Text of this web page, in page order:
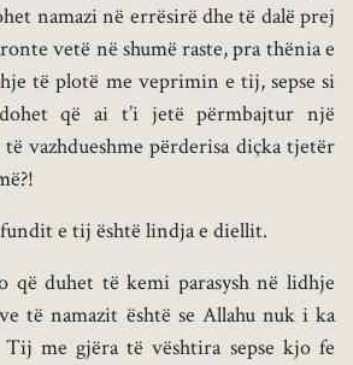
namazi në errësirë dhe të dalë prej
vetë në shumë raste, pra thënia e
të plotë me veprimin e tij, sepse si
që ai t’i jetë përmbajtur një
vazhdueshme përderisa diçka tjetër
e tij është lindja e diellit.
që duhet të kemi parasysh në lidhje
të namazit është se Allahu nuk i ka
me gjëra të vështira sepse kjo fe